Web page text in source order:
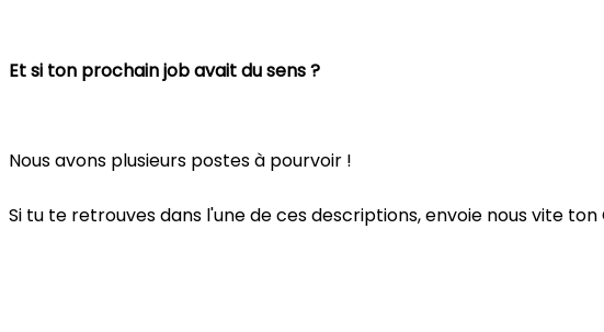
Et si ton prochain job avait du sens ?
Nous avons plusieurs postes à pourvoir !
Si tu te retrouves dans l'une de ces descriptions, envoie nous vite